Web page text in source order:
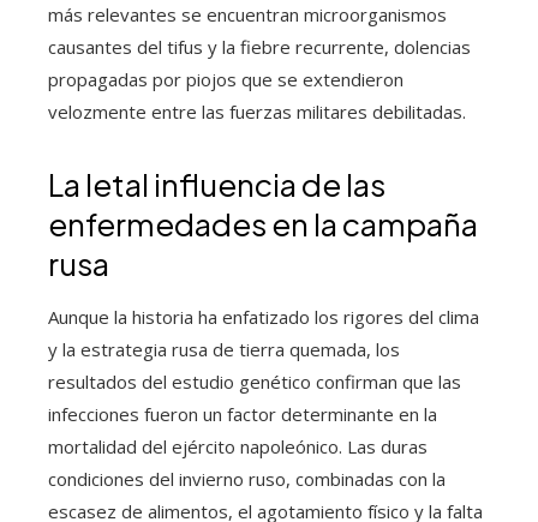
más relevantes se encuentran microorganismos
causantes del tifus y la fiebre recurrente, dolencias
propagadas por piojos que se extendieron
velozmente entre las fuerzas militares debilitadas.
La letal influencia de las
enfermedades en la campaña
rusa
Aunque la historia ha enfatizado los rigores del clima
y la estrategia rusa de tierra quemada, los
resultados del estudio genético confirman que las
infecciones fueron un factor determinante en la
mortalidad del ejército napoleónico. Las duras
condiciones del invierno ruso, combinadas con la
escasez de alimentos, el agotamiento físico y la falta